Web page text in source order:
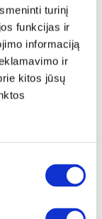
turinį
funkcijas ir
informaciją
ir
kitos jūsų